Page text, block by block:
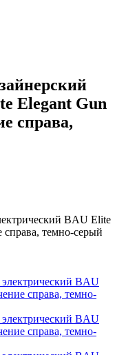
Elegant Gun
справа,
BAU Elite
темно-серый